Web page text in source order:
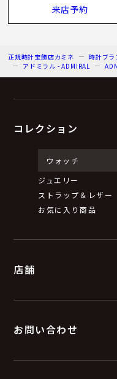
来店予約
正規時計宝飾店カミネ 時計ブラ
アドミラル - ADMIRAL
コレクション
ウォッチ
ジュエリー
ストラップ＆レザー
お気に入り商品
店舗
お問い合わせ